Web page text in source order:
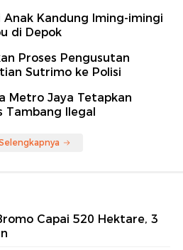
Anak Kandung Iming-imingi
di Depok
Proses Pengusutan
Sutrimo ke Polisi
Metro Jaya Tetapkan
Tambang Ilegal
Capai 520 Hektare, 3